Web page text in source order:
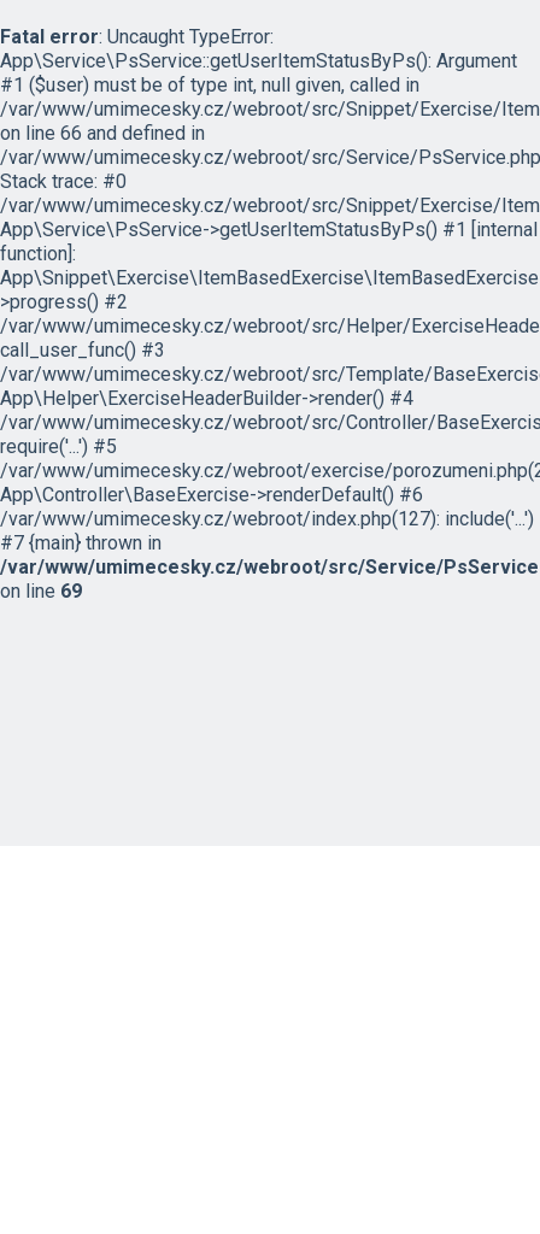
Fatal error: Uncaught TypeError:
App\Service\PsService::getUserItemStatusByPs(): Argument
#1 ($user) must be of type int, null given, called in
/var/www/umimecesky.cz/webroot/src/Snippet/Exercise/
on line 66 and defined in
/var/www/umimecesky.cz/webroot/src/Service/
Stack trace: #0
/var/www/umimecesky.cz/webroot/src/Snippet/Exercise/
App\Service\PsService->getUserItemStatusByPs() #1 [internal
function]:
>progress() #2
/var/www/umimecesky.cz/webroot/src/Helper/
call_user_func() #3
/var/www/umimecesky.cz/webroot/src/Template/
App\Helper\ExerciseHeaderBuilder->render() #4
/var/www/umimecesky.cz/webroot/src/Controller/
require('...') #5
/var/www/umimecesky.cz/webroot/exercise/
App\Controller\BaseExercise->renderDefault() #6
/var/www/umimecesky.cz/webroot/index.php(127): include('...')
#7 {main} thrown in
/var/www/umimecesky.cz/webroot/src/Service/
on line 69